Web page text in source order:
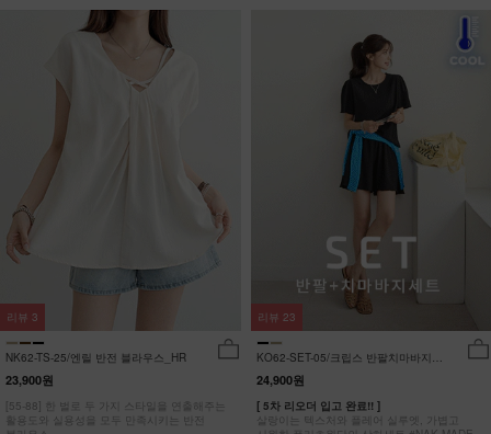
NK62-TS-25/엔릴 반전 블라우스_HR
23,900원
[55-88] 한 벌로 두 가지 스타일을 연출해주는
활용도와 실용성을 모두 만족시키는 반전
리뷰 3
KO62-SET-05/크립스 반팔치마바지세
트_HR
24,900원
[ 5차 리오더 입고 완료!! ]
살랑이는 텍스처와 플레어 실루엣, 가볍고
리뷰 23